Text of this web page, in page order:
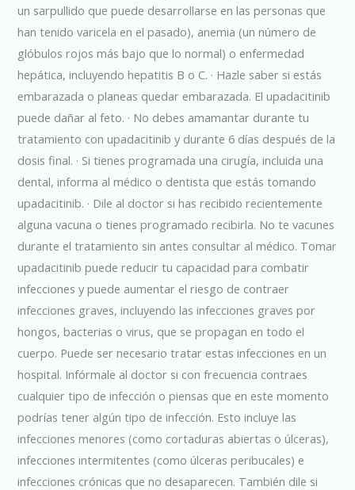
un sarpullido que puede desarrollarse en las personas que
han tenido varicela en el pasado), anemia (un número de
glóbulos rojos más bajo que lo normal) o enfermedad
hepática, incluyendo hepatitis B o C. · Hazle saber si estás
embarazada o planeas quedar embarazada. El upadacitinib
puede dañar al feto. · No debes amamantar durante tu
tratamiento con upadacitinib y durante 6 días después de la
dosis final. · Si tienes programada una cirugía, incluida una
dental, informa al médico o dentista que estás tomando
upadacitinib. · Dile al doctor si has recibido recientemente
alguna vacuna o tienes programado recibirla. No te vacunes
durante el tratamiento sin antes consultar al médico. Tomar
upadacitinib puede reducir tu capacidad para combatir
infecciones y puede aumentar el riesgo de contraer
infecciones graves, incluyendo las infecciones graves por
hongos, bacterias o virus, que se propagan en todo el
cuerpo. Puede ser necesario tratar estas infecciones en un
hospital. Infórmale al doctor si con frecuencia contraes
cualquier tipo de infección o piensas que en este momento
podrías tener algún tipo de infección. Esto incluye las
infecciones menores (como cortaduras abiertas o úlceras),
infecciones intermitentes (como úlceras peribucales) e
infecciones crónicas que no desaparecen. También dile si